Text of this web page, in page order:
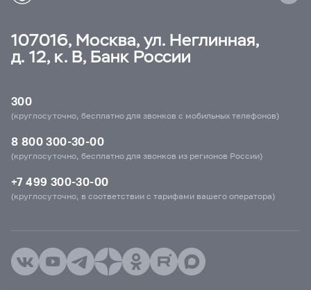
107016, Москва, ул. Неглинная,
д. 12, к. В, Банк России
300
(круглосуточно, бесплатно для звонков с мобильных телефонов)
8 800 300-30-00
(круглосуточно, бесплатно для звонков из регионов России)
+7 499 300-30-00
(круглосуточно, в соответствии с тарифами вашего оператора)